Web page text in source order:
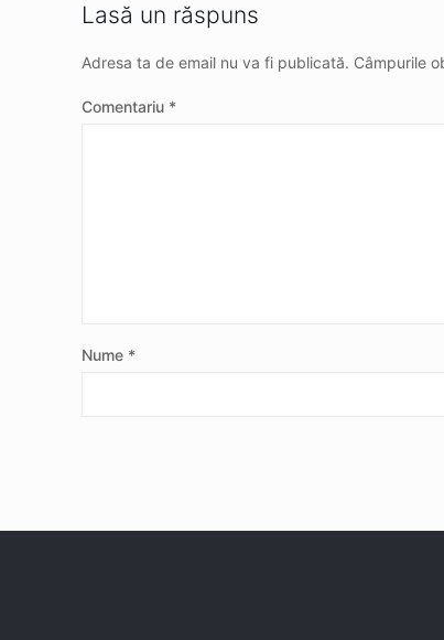
Lasă un răspuns
Adresa ta de email nu va fi publicată. Câmpurile
Comentariu *
Nume *